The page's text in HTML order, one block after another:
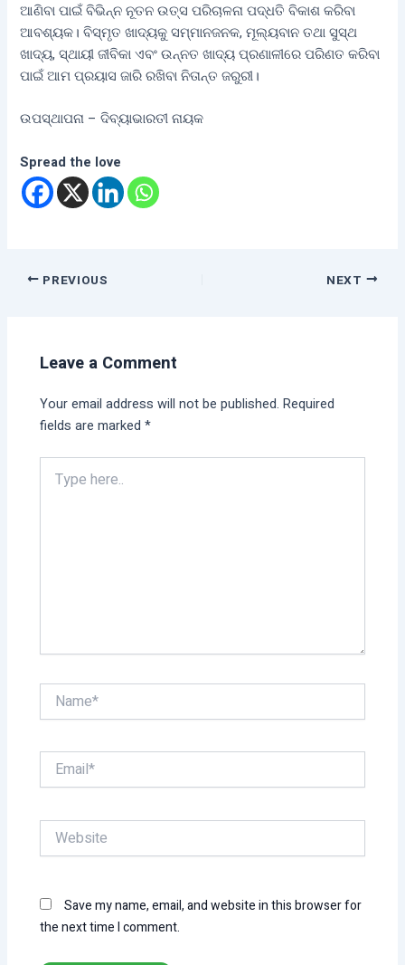
ଆଣିବା ପାଇଁ ବିଭିନ୍ନ ନୂତନ ଉତ୍ସ ପରିଚାଳନା ପଦ୍ଧତି ବିକାଶ କରିବା
ଆବଶ୍ୟକ। ବିସ୍ମୃତ ଖାଦ୍ୟକୁ ସମ୍ମାନଜନକ, ମୂଲ୍ୟବାନ ତଥା ସୁସ୍ଥ
ଖାଦ୍ୟ, ସ୍ଥାୟୀ ଜୀବିକା ଏବଂ ଉନ୍ନତ ଖାଦ୍ୟ ପ୍ରଣାଳୀରେ ପରିଣତ କରିବା
ପାଇଁ ଆମ ପ୍ରୟାସ ଜାରି ରଖିବା ନିତାନ୍ତ ଜରୁରୀ।
ଉପସ୍ଥାପନା – ଦିବ୍ୟାଭାରତୀ ନାୟକ
Spread the love
PREVIOUS NEXT
Leave a Comment
Your email address will not be published. Required
fields are marked*
here..
Name*
Email*
Website
Save my name, email, and website in this browser for
the next time I comment.